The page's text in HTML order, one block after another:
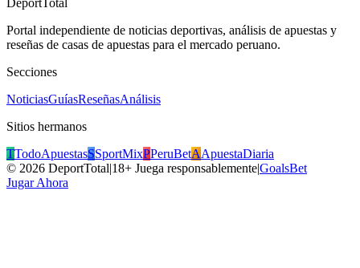
DeportTotal
Portal independiente de noticias deportivas, análisis de apuestas y
reseñas de casas de apuestas para el mercado peruano.
Secciones
NoticiasGuíasReseñasAnálisis
Sitios hermanos
TTodoApuestasSSportMixPPeruBetAApuestaDiaria
© 2026 DeportTotal|18+ Juega responsablemente|GoalsBet
Jugar Ahora